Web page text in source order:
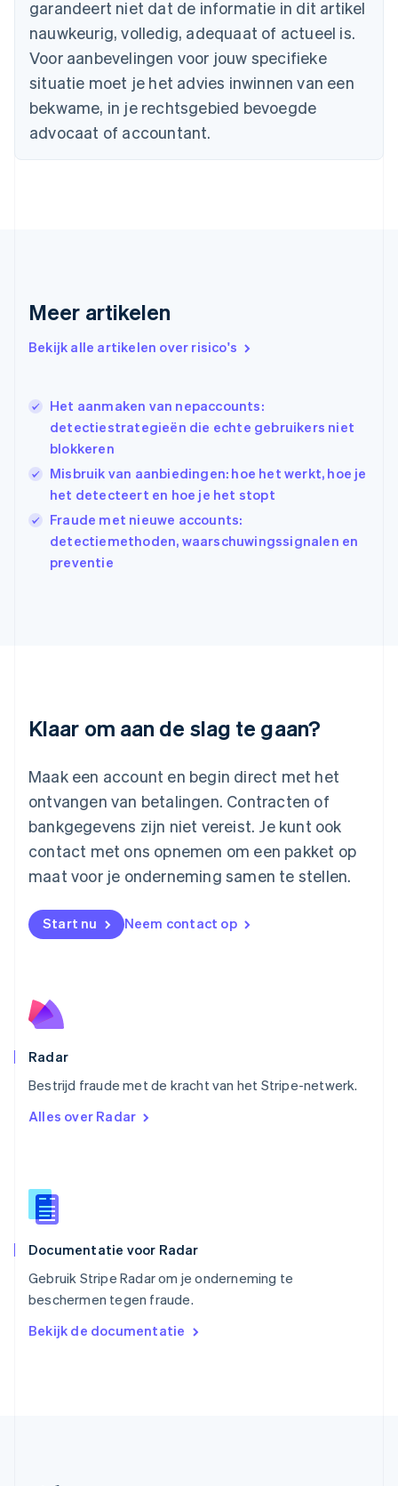
garandeert niet dat de informatie in dit artikel
nauwkeurig, volledig, adequaat of actueel is.
Voor aanbevelingen voor jouw specifieke
situatie moet je het advies inwinnen van een
bekwame, in je rechtsgebied bevoegde
advocaat of accountant.
Meer artikelen
Bekijk alle artikelen over risico's
Het aanmaken van nepaccounts:
detectiestrategieën die echte gebruikers niet
blokkeren
Misbruik van aanbiedingen: hoe het werkt, hoe je
het detecteert en hoe je het stopt
Fraude met nieuwe accounts:
detectiemethoden, waarschuwingssignalen en
preventie
Klaar om aan de slag te gaan?
Maak een account en begin direct met het
ontvangen van betalingen. Contracten of
bankgegevens zijn niet vereist. Je kunt ook
contact met ons opnemen om een pakket op
maat voor je onderneming samen te stellen.
Start nu Neem contact op
Radar
Bestrijd fraude met de kracht van het Stripe-netwerk.
Alles over Radar
Documentatie voor Radar
Gebruik Stripe Radar om je onderneming te
beschermen tegen fraude.
Bekijk de documentatie
Cyprus
English
Denemarken
Duitsland
DeutschEnglish
Estland
English
Finland
Hongarije
Hongkong SAR, China
English
English
Italië
ItalianoEnglish
Japan
Kroatië
EnglishItaliano
Letland
English简体中文
Mexico
EspañolEnglish
Nederland
NederlandsEnglish
Nieuw-Zeeland
English
Noorwegen
Oostenrijk
DeutschEnglish
Português
Roemenië
Singapore
English简体中文
EnglishItaliano
Español
Thailand
Tsjechië
Vasteland van China
简体中文English
English